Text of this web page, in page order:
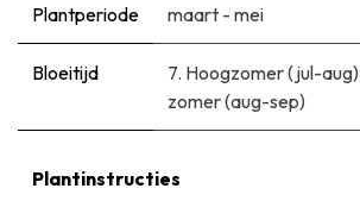
Plantperiode maart - mei
Bloeitijd 7. Hoogzomer (jul-aug)
zomer (aug-sep)
Plantinstructies